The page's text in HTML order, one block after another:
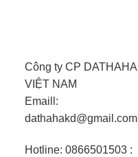
Công ty CP DATHAHA
VIỆT NAM
Emaill:
dathahakd@gmail.com
Hotline: 0866501503 :